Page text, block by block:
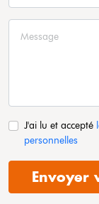
J'ai lu et accepté
personnelles
Envoyer